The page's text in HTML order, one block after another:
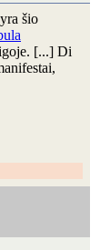
yra šio
[...] Di